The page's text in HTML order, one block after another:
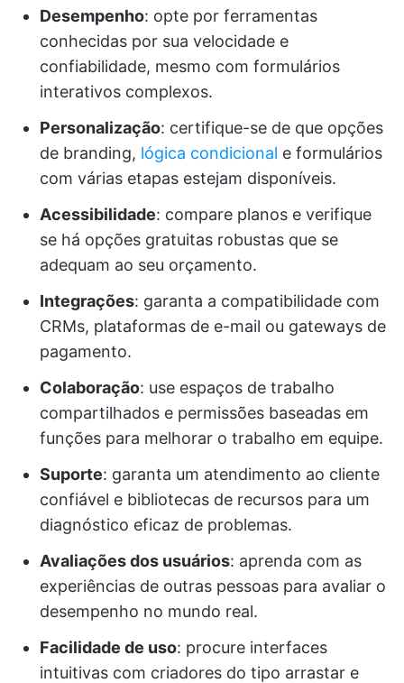
Desempenho: opte por ferramentas
conhecidas por sua velocidade e
confiabilidade, mesmo com formulários
interativos complexos.
Personalização: certifique-se de que opções
de branding, lógica condicional e formulários
com várias etapas estejam disponíveis.
Acessibilidade: compare planos e verifique
se há opções gratuitas robustas que se
adequam ao seu orçamento.
Integrações: garanta a compatibilidade com
CRMs, plataformas de e-mail ou gateways de
pagamento.
Colaboração: use espaços de trabalho
compartilhados e permissões baseadas em
funções para melhorar o trabalho em equipe.
Suporte: garanta um atendimento ao cliente
confiável e bibliotecas de recursos para um
diagnóstico eficaz de problemas.
Avaliações dos usuários: aprenda com as
experiências de outras pessoas para avaliar o
desempenho no mundo real.
Facilidade de uso: procure interfaces
intuitivas com criadores do tipo arrastar e